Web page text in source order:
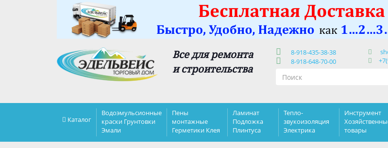
Все для ремонта
и строительства
8-918-435-38-38
8-918-648-70-00
Каталог
Водоэмульсионные
краски Грунтовки
Эмали
Пены
монтажные
Герметики Клея
Ламинат
Подложка
Плинтуса
Тепло-
звукоизоляция
Электрика
Инструмент
товары